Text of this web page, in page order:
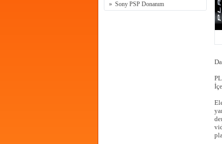
» Sony PSP Donanım